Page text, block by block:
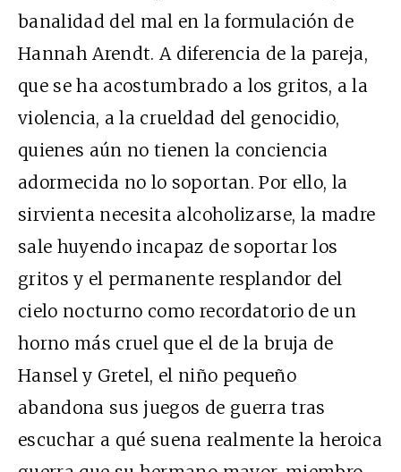
banalidad del mal en la formulación de
Hannah Arendt. A diferencia de la pareja,
que se ha acostumbrado a los gritos, a la
violencia, a la crueldad del genocidio,
quienes aún no tienen la conciencia
adormecida no lo soportan. Por ello, la
sirvienta necesita alcoholizarse, la madre
sale huyendo incapaz de soportar los
gritos y el permanente resplandor del
cielo nocturno como recordatorio de un
horno más cruel que el de la bruja de
Hansel y Gretel, el niño pequeño
abandona sus juegos de guerra tras
escuchar a qué suena realmente la heroica